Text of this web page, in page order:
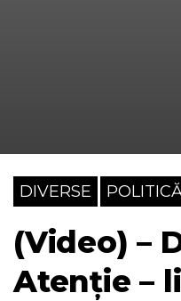
DIVERSE
(Video) –
Atenție –